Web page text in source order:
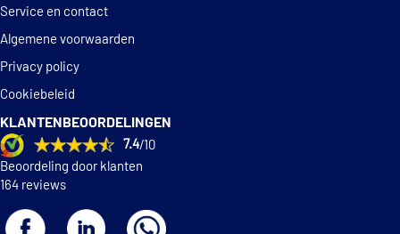
Service en contact
Algemene voorwaarden
Privacy policy
Cookiebeleid
KLANTENBEOORDELINGEN
7.4/10
Beoordeling door klanten
164 reviews